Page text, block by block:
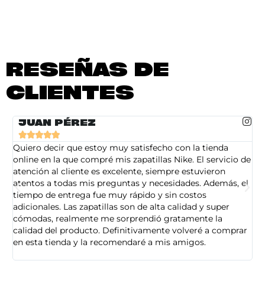
RESEÑAS DE
CLIENTES
JUAN PÉREZ

Quiero decir que estoy muy satisfecho con la tienda
online en la que compré mis zapatillas Nike. El servicio de
atención al cliente es excelente, siempre estuvieron
atentos a todas mis preguntas y necesidades. Además, el
tiempo de entrega fue muy rápido y sin costos
adicionales. Las zapatillas son de alta calidad y super
cómodas, realmente me sorprendió gratamente la
calidad del producto. Definitivamente volveré a comprar
en esta tienda y la recomendaré a mis amigos.